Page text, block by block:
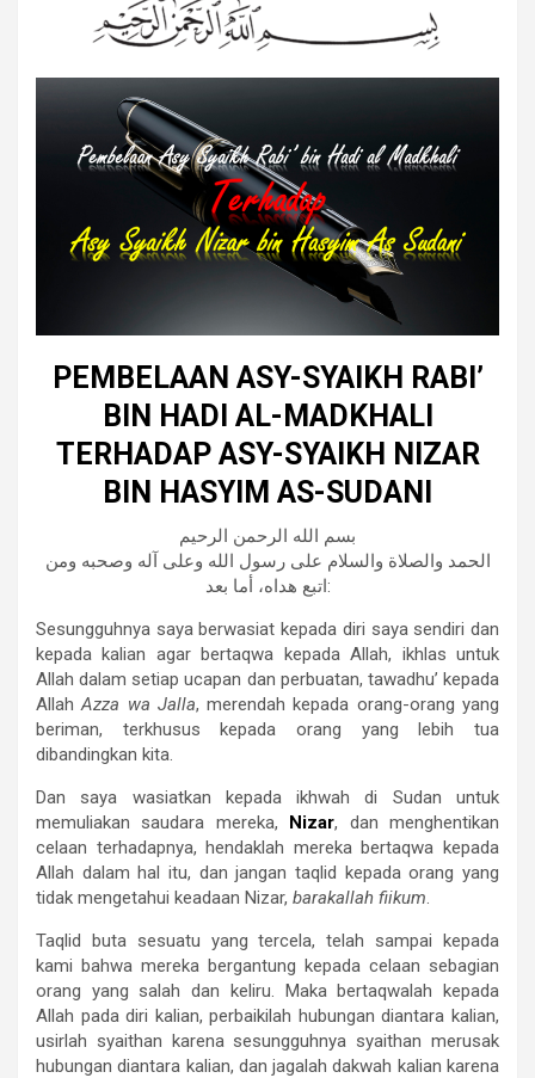
PEMBELAAN ASY-SYAIKH RABI’
BIN HADI AL-MADKHALI
TERHADAP ASY-SYAIKH NIZAR
BIN HASYIM AS-SUDANI
بسم الله الرحمن الرحيم
الحمد والصلاة والسلام على رسول الله وعلى آله وصحبه ومن
اتبع هداه، أما بعد:
Sesungguhnya saya berwasiat kepada diri saya sendiri dan
kepada kalian agar bertaqwa kepada Allah, ikhlas untuk
Allah dalam setiap ucapan dan perbuatan, tawadhu’ kepada
AllahAzza wa Jalla, merendah kepada orang-orang yang
beriman, terkhusus kepada orang yang lebih tua
dibandingkan kita.
Dan saya wasiatkan kepada ikhwah di Sudan untuk
memuliakan saudara mereka, Nizar, dan menghentikan
celaan terhadapnya, hendaklah mereka bertaqwa kepada
Allah dalam hal itu, dan jangan taqlid kepada orang yang
tidak mengetahui keadaan Nizar, barakallah fiikum.
Taqlid buta sesuatu yang tercela, telah sampai kepada
kami bahwa mereka bergantung kepada celaan sebagian
orang yang salah dan keliru. Maka bertaqwalah kepada
Allah pada diri kalian, perbaikilah hubungan diantara kalian,
usirlah syaithan karena sesungguhnya syaithan merusak
hubungan diantara kalian, dan jagalah dakwah kalian karena